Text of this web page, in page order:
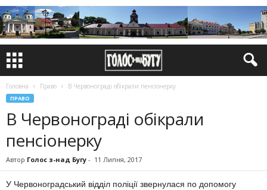
Головна Право В Червонограді обікрали пенсіонерку
ПРАВО
В Червонограді обікрали
пенсіонерку
Автор Голос з-над Бугу - 11 Липня, 2017
У Червоноградський відділ поліції звернулася по допомогу